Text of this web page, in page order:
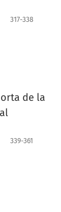
317-338
de la
339-361